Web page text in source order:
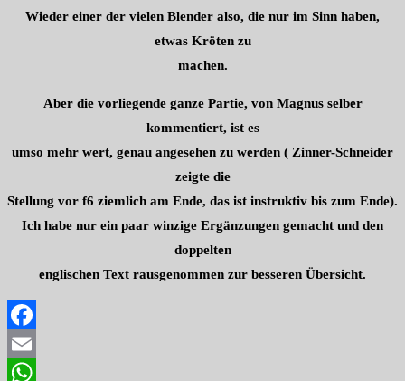
Wieder einer der vielen Blender also, die nur im Sinn haben,
etwas Kröten zu
machen.
Aber die vorliegende ganze Partie, von Magnus selber
kommentiert, ist es
umso mehr wert, genau angesehen zu werden ( Zinner-Schneider
zeigte die
Stellung vor f6 ziemlich am Ende, das ist instruktiv bis zum Ende).
Ich habe nur ein paar winzige Ergänzungen gemacht und den
doppelten
englischen Text rausgenommen zur besseren Übersicht.
Facebook
Email